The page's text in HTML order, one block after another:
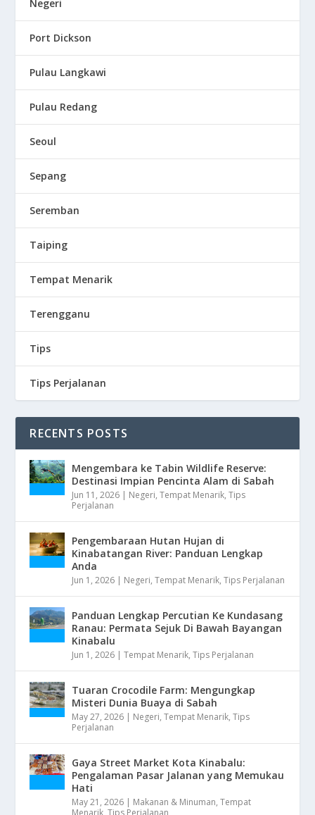
Negeri
Port Dickson
Pulau Langkawi
Pulau Redang
Seoul
Sepang
Seremban
Taiping
Tempat Menarik
Terengganu
Tips
Tips Perjalanan
RECENTS POSTS
Mengembara ke Tabin Wildlife Reserve:
Destinasi Impian Pencinta Alam di Sabah
Jun 11, 2026 | Negeri,Tempat Menarik,Tips
Perjalanan
Pengembaraan Hutan Hujan di
Kinabatangan River: Panduan Lengkap
Anda
Jun 1, 2026 | Negeri,Tempat Menarik,Tips Perjalanan
Panduan Lengkap Percutian Ke Kundasang
Ranau: Permata Sejuk Di Bawah Bayangan
Kinabalu
Jun 1, 2026 |Tempat Menarik,Tips Perjalanan
Tuaran Crocodile Farm: Mengungkap
Misteri Dunia Buaya di Sabah
May 27, 2026 | Negeri,Tempat Menarik,Tips
Perjalanan
Gaya Street Market Kota Kinabalu:
Pengalaman Pasar Jalanan yang Memukau
Hati
May 21, 2026 | Makanan & Minuman,Tempat
Menarik ,Tips Perjalanan